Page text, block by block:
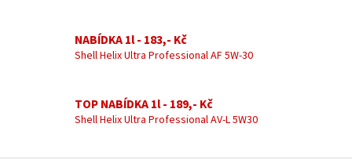
í
p
r
y
v
NABÍDKA 1l - 183,- Kč
Shell Helix Ultra Professional AF 5W-30
TOP NABÍDKA 1l - 189,- Kč
Shell Helix Ultra Professional AV-L 5W30